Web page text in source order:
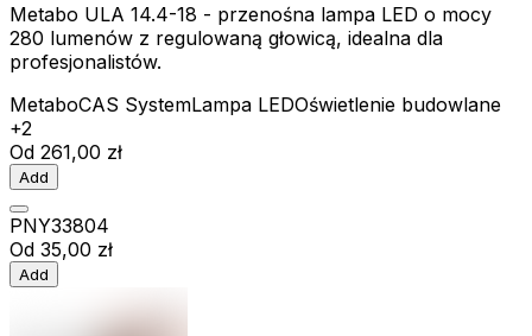
Metabo ULA 14.4-18 - przenośna lampa LED o mocy
280 lumenów z regulowaną głowicą, idealna dla
profesjonalistów.
MetaboCAS SystemLampa LEDOświetlenie budowlane
+2
Od 261,00 zł
Add
PNY33804
Od 35,00 zł
Add